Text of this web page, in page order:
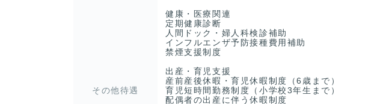
その他待遇
健康・医療関連
定期健康診断
人間ドック・婦人科検診補助
インフルエンザ予防接種費用補助
禁煙支援制度
出産・育児支援
産前産後休暇・育児休暇制度（6歳まで）
育児短時間勤務制度（小学校3年生まで）
配偶者の出産に伴う休暇制度